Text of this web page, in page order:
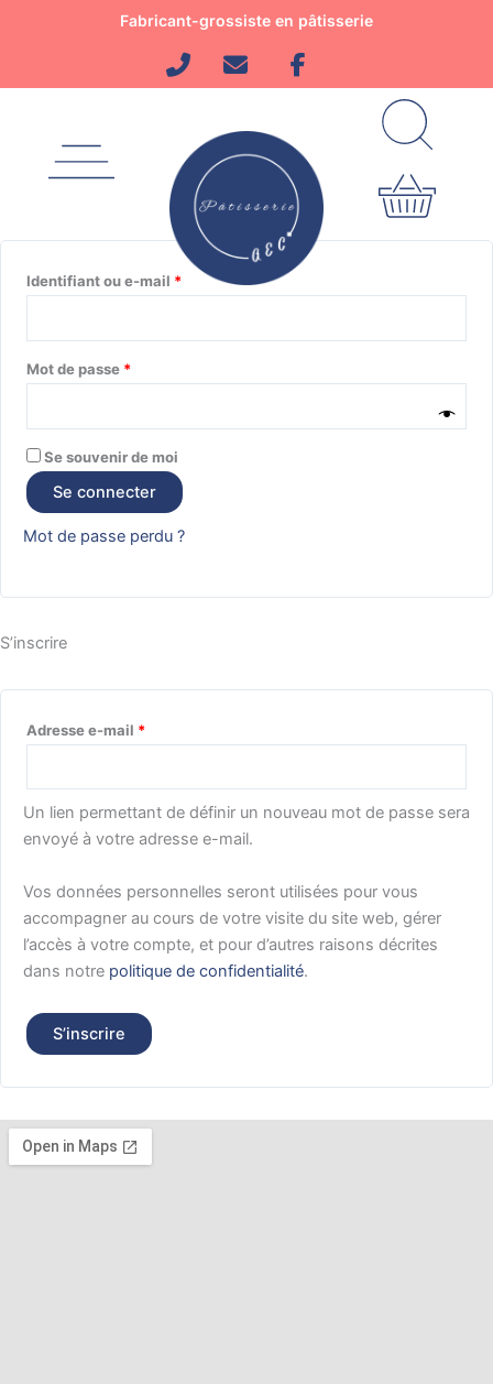
Fabricant-grossiste en pâtisserie
Identifiant ou e-mail *
Obligatoire
Mot de passe *
Obligatoire
Se souvenir de moi
Se connecter
Mot de passe perdu ?
S’inscrire
Adresse e-mail *
Obligatoire
Un lien permettant de définir un nouveau mot de passe sera
envoyé à votre adresse e-mail.
Vos données personnelles seront utilisées pour vous
accompagner au cours de votre visite du site web, gérer
l’accès à votre compte, et pour d’autres raisons décrites
dans notre politique de confidentialité.
S’inscrire